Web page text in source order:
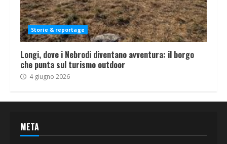
Storie & reportage
Longi, dove i Nebrodi diventano avventura: il borgo
che punta sul turismo outdoor
4 giugno 2026
META